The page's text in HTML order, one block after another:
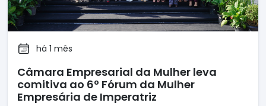
há 1 mês
Câmara Empresarial da Mulher leva
comitiva ao 6º Fórum da Mulher
Empresária de Imperatriz